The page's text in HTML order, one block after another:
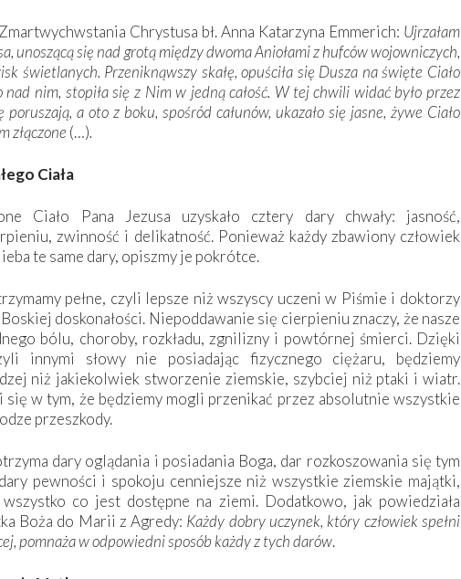
Chrystusa bł. Anna Katarzyna Emmerich: Ujrzałam
unoszącą się nad grotą między dwoma Aniołami z hufców wojowniczych,
świetlanych. Przeniknąwszy skałę, opuściła się Dusza na święte Ciało
nim, stopiła się z Nim w jedną całość. W tej chwili widać było przez
poruszają, a oto z boku, spośród całunów, ukazało się jasne, żywe Ciało
złączone (…).
Ciała
Ciało Pana Jezusa uzyskało cztery dary chwały: jasność,
zwinność i delikatność. Ponieważ każdy zbawiony człowiek
te same dary, opiszmy je pokrótce.
pełne, czyli lepsze niż wszyscy uczeni w Piśmie i doktorzy
doskonałości. Niepoddawanie się cierpieniu znaczy, że nasze
bólu, choroby, rozkładu, zgnilizny i powtórnej śmierci. Dzięki
innymi słowy nie posiadając fizycznego ciężaru, będziemy
niż jakiekolwiek stworzenie ziemskie, szybciej niż ptaki i wiatr.
się w tym, że będziemy mogli przenikać przez absolutnie wszystkie
przeszkody.
dary oglądania i posiadania Boga, dar rozkoszowania się tym
pewności i spokoju cenniejsze niż wszystkie ziemskie majątki,
co jest dostępne na ziemi. Dodatkowo, jak powiedziała
Boża do Marii z Agredy: Każdy dobry uczynek, który człowiek spełni
pomnaża w odpowiedni sposób każdy z tych darów.